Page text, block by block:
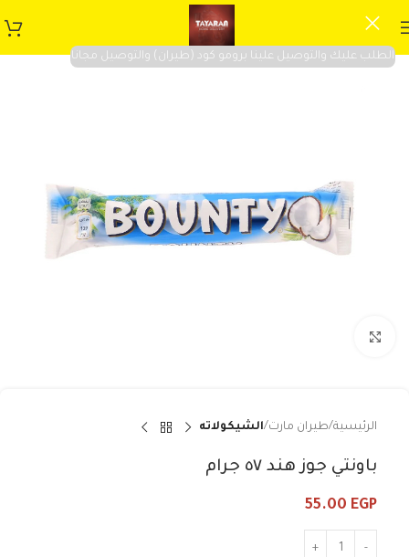
الطلب عليك والتوصيل علينا برومو كود (طيران) والتوصيل مجانا
الرئيسية طيران مارت الشيكولاته
باونتي جوز هند ٥٧ جرام
55.00 EGP